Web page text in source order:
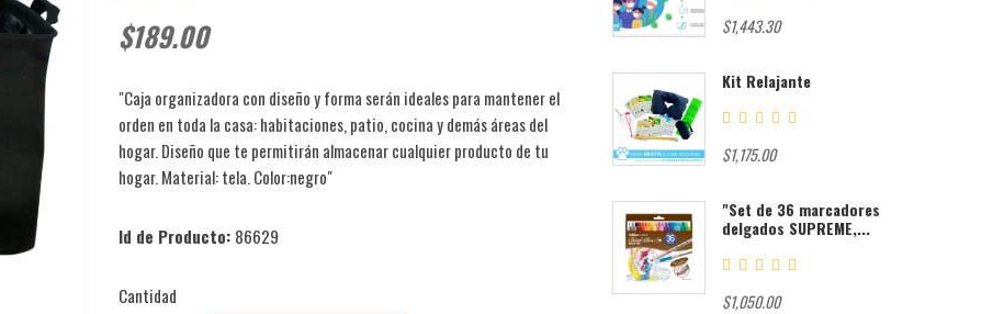
$189.00
"Caja organizadora con diseño y forma serán ideales para mantener el
orden en toda la casa: habitaciones, patio, cocina y demás áreas del
hogar. Diseño que te permitirán almacenar cualquier producto de tu
hogar. Material: tela. Color:negro"
Id de Producto: 86629
Cantidad
$1,443.30
Kit Relajante
$1,175.00
"Set de 36 marcadores
delgados SUPREME,...
$1,050.00